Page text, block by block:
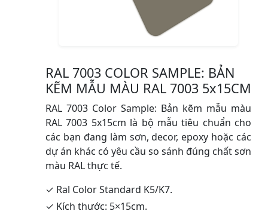
RAL 7003 COLOR SAMPLE: BẢN
KẼM MẪU MÀU RAL 7003 5x15CM
RAL 7003 Color Sample: Bản kẽm mẫu màu
RAL 7003 5x15cm là bộ mẫu tiêu chuẩn cho
các bạn đang làm sơn, decor, epoxy hoặc các
dự án khác có yêu cầu so sánh đúng chất sơn
màu RAL thực tế.
✓ Ral Color Standard K5/K7.
✓ Kích thước: 5×15cm.